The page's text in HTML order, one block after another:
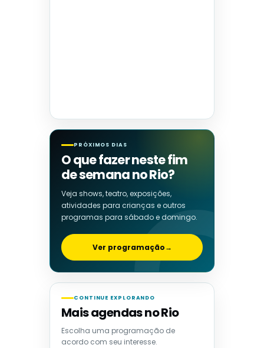
PRÓXIMOS DIAS
O que fazer neste fim
de semana no Rio?
Veja shows, teatro, exposições,
atividades para crianças e outros
programas para sábado e domingo.
Ver programação→
CONTINUE EXPLORANDO
Mais agendas no Rio
Escolha uma programação de
acordo com seu interesse.